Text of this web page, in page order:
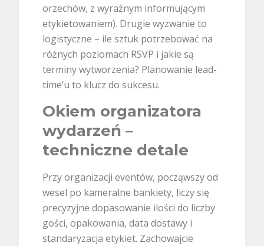
orzechów, z wyraźnym informującym
etykietowaniem). Drugie wyzwanie to
logistyczne – ile sztuk potrzebować na
różnych poziomach RSVP i jakie są
terminy wytworzenia? Planowanie lead-
time’u to klucz do sukcesu.
Okiem organizatora
wydarzeń –
techniczne detale
Przy organizacji eventów, począwszy od
wesel po kameralne bankiety, liczy się
precyzyjne dopasowanie ilości do liczby
gości, opakowania, data dostawy i
standaryzacja etykiet. Zachowajcie